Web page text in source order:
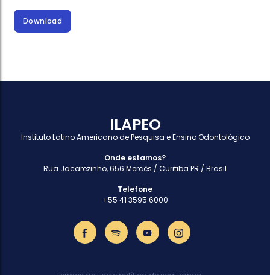
Download
ILAPEO
Instituto Latino Americano de Pesquisa e Ensino Odontológico
Onde estamos?
Rua Jacarezinho, 656 Mercês / Curitiba PR / Brasil
Telefone
+55 41 3595 6000